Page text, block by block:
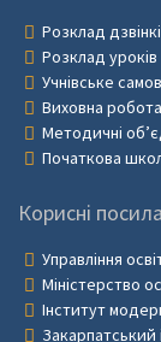
Розклад
Розклад уроків
Учнівське
Виховна робота
Методичні
Початкова
Корисні
Управління
Міністерство
Інститут
Закарпатський